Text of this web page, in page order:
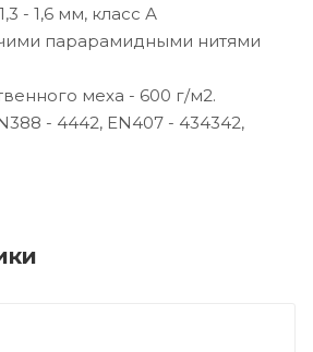
- 1,6 мм, класс А
парарамидными нитями
меха - 600 г/м2.
- 4442, EN407 - 434342,